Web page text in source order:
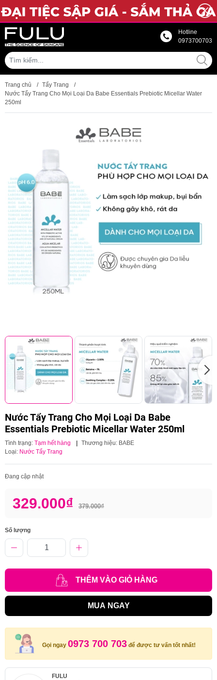
Hotline
0973700703
Trang chủ / Tẩy Trang
/
Nước Tẩy Trang Cho Mọi Loại Da Babe Essentials Prebiotic Micellar Water
250ml
Nước Tẩy Trang Cho Mọi Loại Da Babe
Essentials Prebiotic Micellar Water 250ml
Tình trạng: Tạm hết hàng | Thương hiệu: BABE
Loại: Nước Tẩy Trang
Đang cập nhật
329.000₫ 379.000₫
Số lượng
THÊM VÀO GIỎ HÀNG
MUA NGAY
Gọi ngay 0973 700 703 để được tư vấn tốt nhất!
FULU